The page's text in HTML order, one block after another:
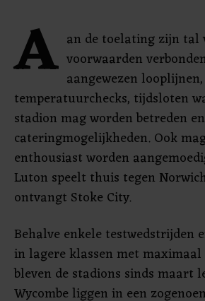
A an de toelating zijn tal
voorwaarden
aangewezen looplijnen,
temperatuurchecks, tijdsloten
stadion mag worden betreden
cateringmogelijkheden. Ook
enthousiast worden
Luton speelt thuis tegen
ontvangt Stoke City.
Behalve enkele testwedstrijden
in lagere klassen met maximaal
bleven de stadions sinds maart
Wycombe liggen in een